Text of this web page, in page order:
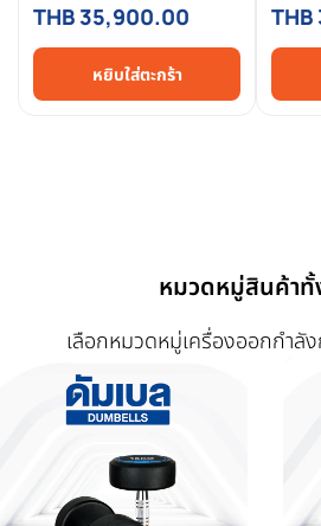
หลายมุมสำหรับสร้างกล้ามเนื้อ
หลังแบบเต็มประสิทธิภาพ
THB 35,900.00
หยิบใส่ตะกร้า
มาตร
หมวดหมู่สินค้า
เลือกหมวดหมู่เครื่องออกกำลั